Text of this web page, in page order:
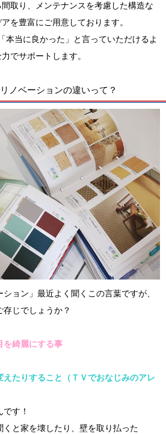
取り、メンテナンスを考慮した構造な
を豊富にご用意しております。
本当に良かった」と言っていただけるよ
でサポートします。
ノベーションの違いって？
ション」最近よく聞くこの言葉ですが、
じでしょうか？
を綺麗にする事
たりすること（ＴＶでおなじみのアレ
す！
と家を壊したり、壁を取り払った